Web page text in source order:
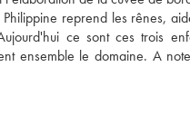
reprend les rênes,
ce sont ces trois
ensemble le domaine. A